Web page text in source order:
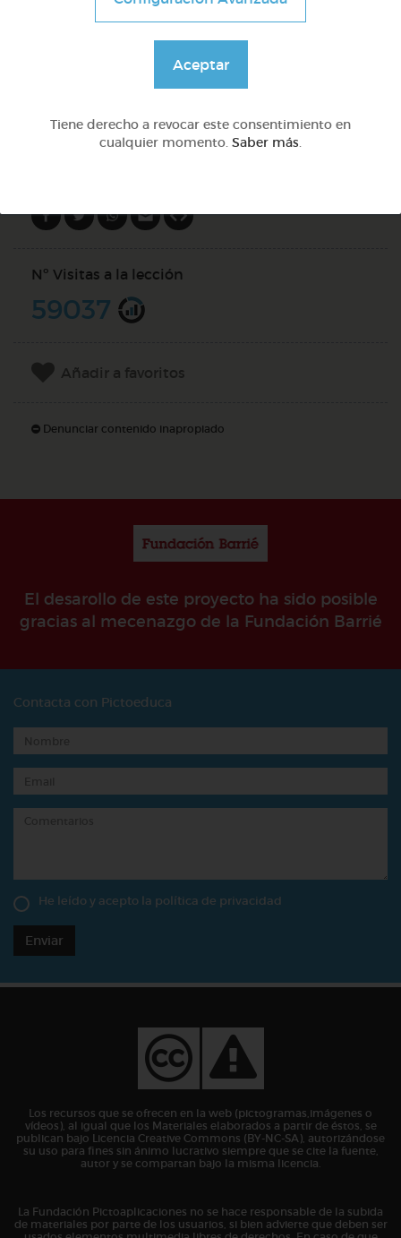
DOCS (5)
Nº Visitas a la lección
59037
Añadir a favoritos
Denunciar contenido inapropiado
El desarollo de este proyecto ha sido posible
gracias al mecenazgo de la Fundación Barrié
Contacta con Pictoeduca
He leído y acepto la política de privacidad
Enviar
Los recursos que se ofrecen en la web (pictogramas,imágenes o
vídeos), al igual que los Materiales elaborados a partir de éstos, se
publican bajo Licencia Creative Commons (BY-NC-SA), autorizándose
su uso para fines sin ánimo lucrativo siempre que se cite la fuente,
autor y se compartan bajo la misma licencia.
La Fundación Pictoaplicaciones no se hace responsable de la subida
de materiales por parte de los usuarios, si bien advierte que deben ser
Aceptar
Tiene derecho a revocar este consentimiento en
cualquier momento. Saber más.